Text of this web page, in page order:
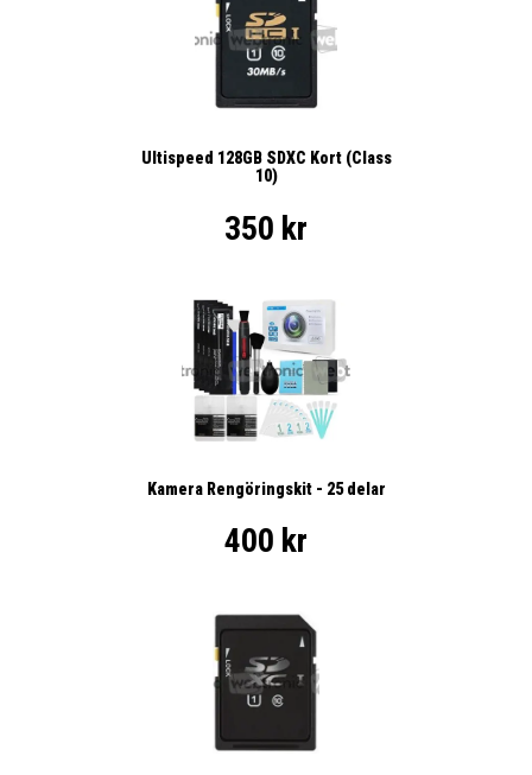
Ultispeed 128GB SDXC Kort (Class
10)
350 kr
Kamera Rengöringskit - 25 delar
400 kr